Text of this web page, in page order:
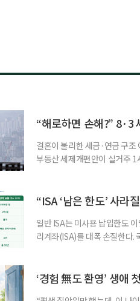
“해로하면 손해?” 8·3
결혼이 불리한 세금·연금 구
부동산 세제개편안이 실거주
부가 각자 집 한 채씩을 보유하
“ISA ‘남은 한도’ 사라
일반 ISA는 미사용 납입한도
리계좌(ISA)를 대폭 손질한다.
기 때문이다. 지난 3일 발표된
‘경험 無도 환영’ 생애